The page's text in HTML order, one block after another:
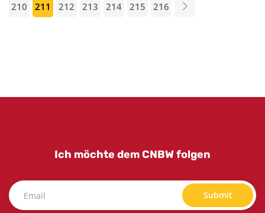
210 211 212 213 214 215 216
Ich möchte dem CNBW folgen
Submit